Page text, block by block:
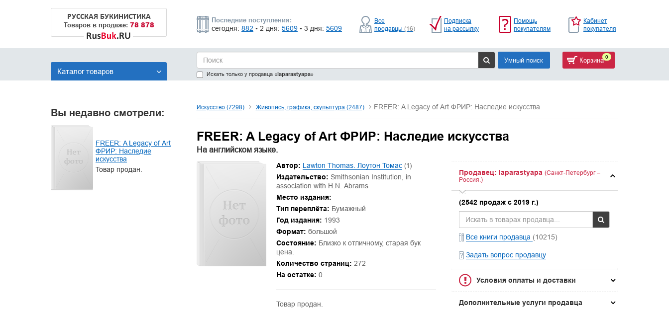
РУССКАЯ БУКИНИСТИКА
Товаров в продаже: 78 878
Последние поступления:
сегодня: 882 • 2 дня: 5609 • 3 дня: 5609
Все
продавцы (16)
Подписка
на рассылку
Помощь
покупателям
Кабинет
покупателя
Каталог товаров Искать только у продавца «laparastyapa»
Умный поиск Корзина 0
Вы недавно смотрели:
FREER: A Legacy of Art
ФРИР: Наследие
искусства
Товар продан.
Искусство (7298) Живопись, графика, скульптура (2487) FREER: A Legacy of Art ФРИР: Наследие искусства
FREER: A Legacy of Art ФРИР: Наследие искусства
На английском языке.
Автор: Lawton Thomas. Лоутон Томас (1)
Издательство: Smithsonian Institution, in
association with H.N. Abrams
Место издания:
Тип переплёта: Бумажный
Год издания: 1993
Формат: большой
Состояние: Близко к отличному, старая бук
цена.
Количество страниц: 272
На остатке: 0
Товар продан.
Продавец: laparastyapa (Санкт-Петербург –
Россия.)
(2542 продаж с 2019 г.)
Все книги продавца (10215)
Задать вопрос продавцу
Условия оплаты и доставки
Дополнительные услуги продавца